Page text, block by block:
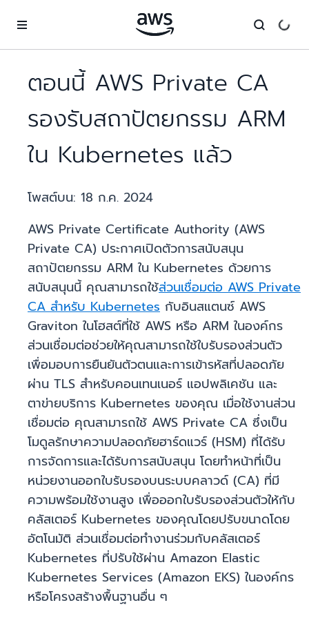
ตอนนี้ AWS Private CA
รองรับสถาปัตยกรรม ARM
ใน Kubernetes แล้ว
โพสต์บน: 18 ก.ค. 2024
AWS Private Certificate Authority (AWS
Private CA) ประกาศเปิดตัวการสนับสนุน
สถาปัตยกรรม ARM ใน Kubernetes ด้วยการ
สนับสนุนนี้ คุณสามารถใช้ส่วนเชื่อมต่อ AWS Private
CA สำหรับ Kubernetes กับอินสแตนซ์ AWS
Graviton ในโฮสต์ที่ใช้ AWS หรือ ARM ในองค์กร
ส่วนเชื่อมต่อช่วยให้คุณสามารถใช้ใบรับรองส่วนตัว
เพื่อมอบการยืนยันตัวตนและการเข้ารหัสที่ปลอดภัย
ผ่าน TLS สำหรับคอนเทนเนอร์ แอปพลิเคชัน และ
ตาข่ายบริการ Kubernetes ของคุณ เมื่อใช้งานส่วน
เชื่อมต่อ คุณสามารถใช้ AWS Private CA ซึ่งเป็น
โมดูลรักษาความปลอดภัยฮาร์ดแวร์ (HSM) ที่ได้รับ
การจัดการและได้รับการสนับสนุน โดยทำหน้าที่เป็น
หน่วยงานออกใบรับรองบนระบบคลาวด์ (CA) ที่มี
ความพร้อมใช้งานสูง เพื่อออกใบรับรองส่วนตัวให้กับ
คลัสเตอร์ Kubernetes ของคุณโดยปรับขนาดโดย
อัตโนมัติ ส่วนเชื่อมต่อทำงานร่วมกับคลัสเตอร์
Kubernetes ที่ปรับใช้ผ่าน Amazon Elastic
Kubernetes Services (Amazon EKS) ในองค์กร
หรือโครงสร้างพื้นฐานอื่น ๆ